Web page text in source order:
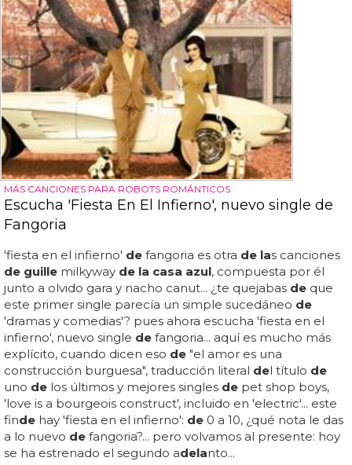
MÁS CANCIONES PARA ROBOTS ROMÁNTICOS
Escucha 'Fiesta En El Infierno', nuevo single de
Fangoria
'fiesta en el infierno' de fangoria es otra de las canciones
de guille milkyway de la casa azul, compuesta por él
junto a olvido gara y nacho canut... ¿te quejabas de que
este primer single parecía un simple sucedáneo de
'dramas y comedias'? pues ahora escucha 'fiesta en el
infierno', nuevo single de fangoria... aquí es mucho más
explícito, cuando dicen eso de "el amor es una
construcción burguesa", traducción literal del título de
uno de los últimos y mejores singles de pet shop boys,
'love is a bourgeois construct', incluido en 'electric'... este
finde hay 'fiesta en el infierno': de 0 a 10, ¿qué nota le das
a lo nuevo de fangoria?... pero volvamos al presente: hoy
se ha estrenado el segundo adelanto...